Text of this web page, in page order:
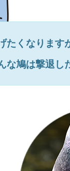
たくなります
鳩は撃退し